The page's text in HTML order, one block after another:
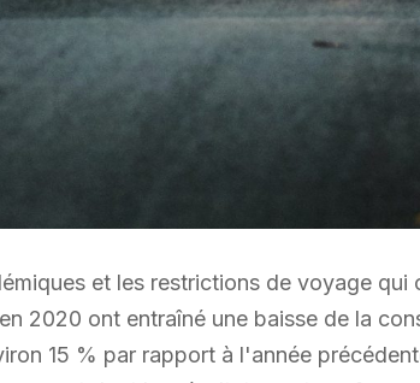
et les restrictions de voyage qui
2020 ont entraîné une baisse de la
15 % par rapport à l'année